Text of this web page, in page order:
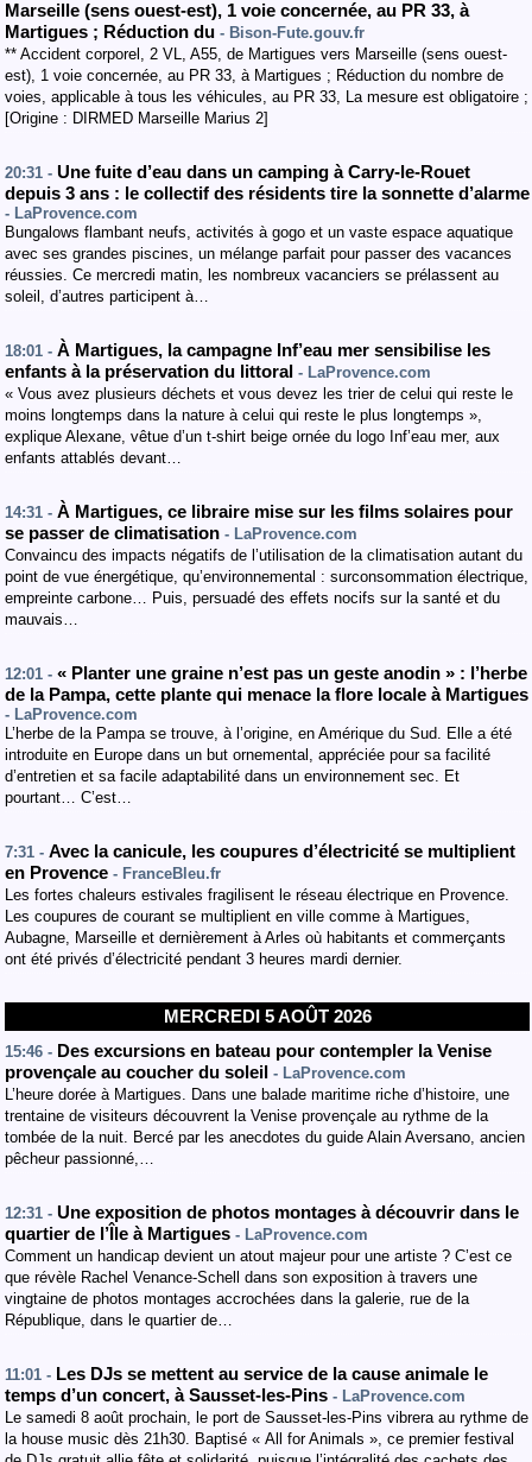
Marseille (sens ouest-est), 1 voie concernée, au PR 33, à
Martigues ; Réduction du - Bison-Fute.gouv.fr
** Accident corporel, 2 VL, A55, de Martigues vers Marseille (sens ouest-
est), 1 voie concernée, au PR 33, à Martigues ; Réduction du nombre de
voies, applicable à tous les véhicules, au PR 33, La mesure est obligatoire ;
[Origine : DIRMED Marseille Marius 2]
20:31 - Une fuite d’eau dans un camping à Carry-le-Rouet
depuis 3 ans : le collectif des résidents tire la sonnette d’alarme
- LaProvence.com
Bungalows flambant neufs, activités à gogo et un vaste espace aquatique
avec ses grandes piscines, un mélange parfait pour passer des vacances
réussies. Ce mercredi matin, les nombreux vacanciers se prélassent au
soleil, d’autres participent à…
18:01 - À Martigues, la campagne Inf’eau mer sensibilise les
enfants à la préservation du littoral - LaProvence.com
« Vous avez plusieurs déchets et vous devez les trier de celui qui reste le
moins longtemps dans la nature à celui qui reste le plus longtemps »,
explique Alexane, vêtue d’un t-shirt beige ornée du logo Inf’eau mer, aux
enfants attablés devant…
14:31 - À Martigues, ce libraire mise sur les films solaires pour
se passer de climatisation - LaProvence.com
Convaincu des impacts négatifs de l’utilisation de la climatisation autant du
point de vue énergétique, qu’environnemental : surconsommation électrique,
empreinte carbone… Puis, persuadé des effets nocifs sur la santé et du
mauvais…
12:01 - « Planter une graine n’est pas un geste anodin » : l’herbe
de la Pampa, cette plante qui menace la flore locale à Martigues
- LaProvence.com
L’herbe de la Pampa se trouve, à l’origine, en Amérique du Sud. Elle a été
introduite en Europe dans un but ornemental, appréciée pour sa facilité
d’entretien et sa facile adaptabilité dans un environnement sec. Et
pourtant… C’est…
7:31 - Avec la canicule, les coupures d’électricité se multiplient
en Provence - FranceBleu.fr
Les fortes chaleurs estivales fragilisent le réseau électrique en Provence.
Les coupures de courant se multiplient en ville comme à Martigues,
Aubagne, Marseille et dernièrement à Arles où habitants et commerçants
ont été privés d’électricité pendant 3 heures mardi dernier.
MERCREDI 5 AOÛT 2026
15:46 - Des excursions en bateau pour contempler la Venise
provençale au coucher du soleil - LaProvence.com
L’heure dorée à Martigues. Dans une balade maritime riche d’histoire, une
trentaine de visiteurs découvrent la Venise provençale au rythme de la
tombée de la nuit. Bercé par les anecdotes du guide Alain Aversano, ancien
pêcheur passionné,…
12:31 - Une exposition de photos montages à découvrir dans le
quartier de l’Île à Martigues - LaProvence.com
Comment un handicap devient un atout majeur pour une artiste ? C’est ce
que révèle Rachel Venance-Schell dans son exposition à travers une
vingtaine de photos montages accrochées dans la galerie, rue de la
République, dans le quartier de…
11:01 - Les DJs se mettent au service de la cause animale le
temps d’un concert, à Sausset-les-Pins - LaProvence.com
Le samedi 8 août prochain, le port de Sausset-les-Pins vibrera au rythme de
la house music dès 21h30. Baptisé « All for Animals », ce premier festival